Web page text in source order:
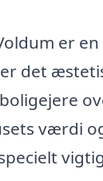
er
det
værdi